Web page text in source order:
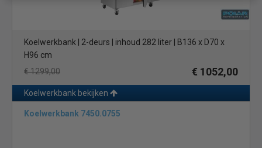
Koelwerkbank | 2-deurs | inhoud 282 liter | B136 x D70 x
H96 cm
€ 1299,00
€ 1052,00
Koelwerkbank bekijken
Koelwerkbank 7450.0755